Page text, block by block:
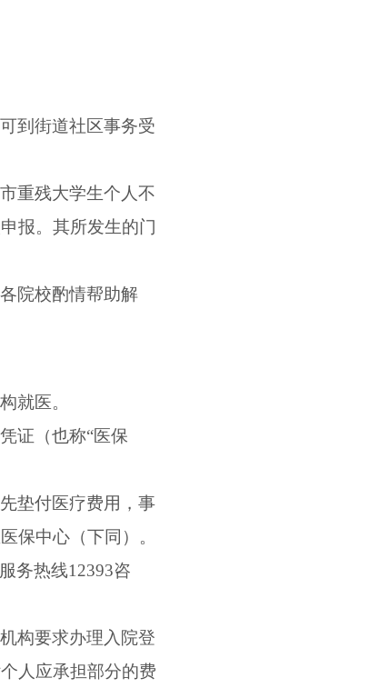
到街道社区事务受
重残大学生个人不
报。其所发生的门
院校酌情帮助解
就医。
证（也称“医保
垫付医疗费用，事
保中心（下同）。
务热线12393咨
构要求办理入院登
人应承担部分的费